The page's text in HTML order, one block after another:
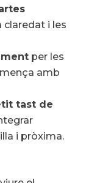
claredat i les
per les
amb
tast de
i pròxima.